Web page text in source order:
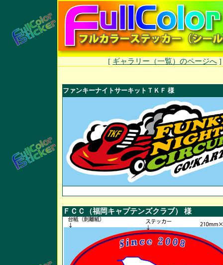
[ ギャラリー（一覧）のページへ
ファンキーナイトサーキットＴＫＦ 様
ＦＣＣ（福岡キャプテンズクラブ） 様